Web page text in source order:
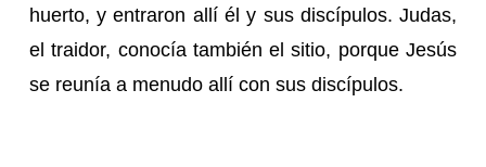
huerto, y entraron allí él y sus discípulos. Judas,
el traidor, conocía también el sitio, porque Jesús
se reunía a menudo allí con sus discípulos.